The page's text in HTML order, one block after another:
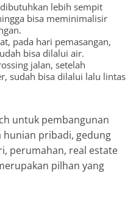
lebih sempit
bisa meminimalisir
pada hari pemasangan,
bisa dilalui air.
jalan, setelah
sudah bisa dilalui lalu lintas
untuk pembangunan
pribadi, gedung
perumahan, real estate
pilhan yang